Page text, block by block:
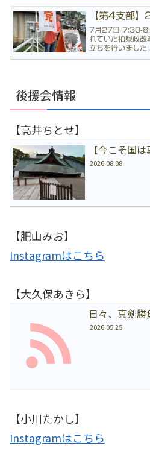
【第4支部
7月27日 7:30-
れていた柏県政改
立ちを行いました
後援会情報
【高井ちとせ】
【今こそ国
2026.08.08
【肥山みお】
Instagramはこちら
【大久保あきら】
日々、真剣
2026.05.25
【小川たかし】
Instagramはこちら